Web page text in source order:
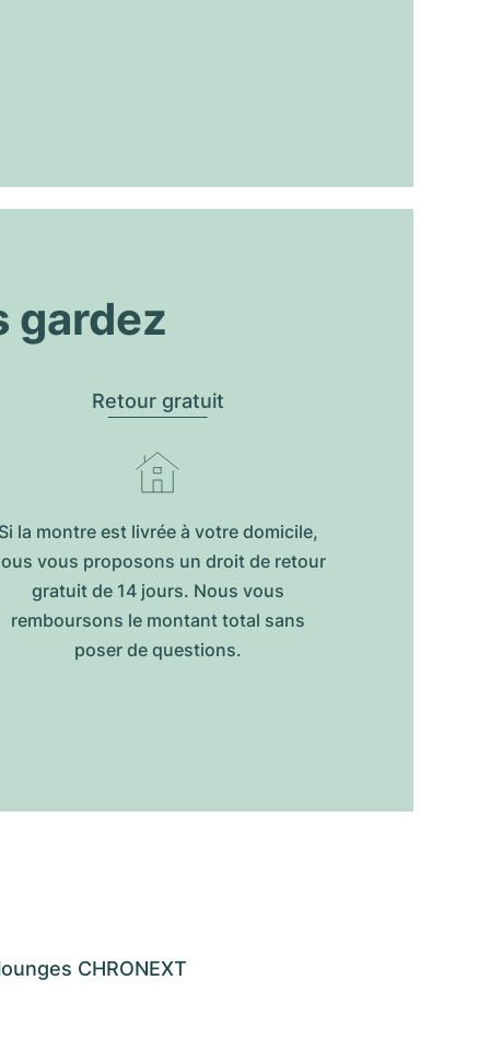
gardez
Retour gratuit
la montre est livrée à votre domicile,
vous proposons un droit de retour
gratuit de 14 jours. Nous vous
remboursons le montant total sans
poser de questions.
CHRONEXT